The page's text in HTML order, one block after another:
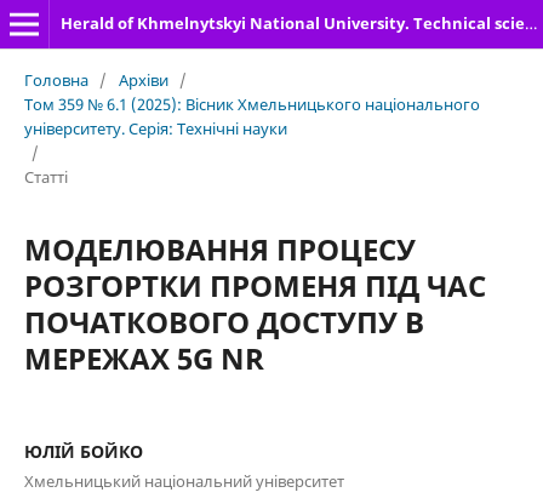
Herald of Khmelnytskyi National University. Technical sciences
Головна / Архіви /
Том 359 № 6.1 (2025): Вісник Хмельницького національного
університету. Серія: Технічні науки
/
Статті
МОДЕЛЮВАННЯ ПРОЦЕСУ
РОЗГОРТКИ ПРОМЕНЯ ПІД ЧАС
ПОЧАТКОВОГО ДОСТУПУ В
МЕРЕЖАХ 5G NR
ЮЛІЙ БОЙКО
Хмельницький національний університет